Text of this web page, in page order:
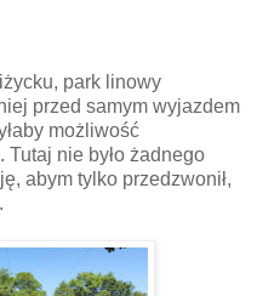
park linowy
przed samym wyjazdem
możliwość
nie było żadnego
abym tylko przedzwonił,